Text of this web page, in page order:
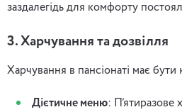
заздалегідь для комфорту
3. Харчування та дозвілля
Харчування в пансіонаті має
Дієтичне меню: П’ятиразове